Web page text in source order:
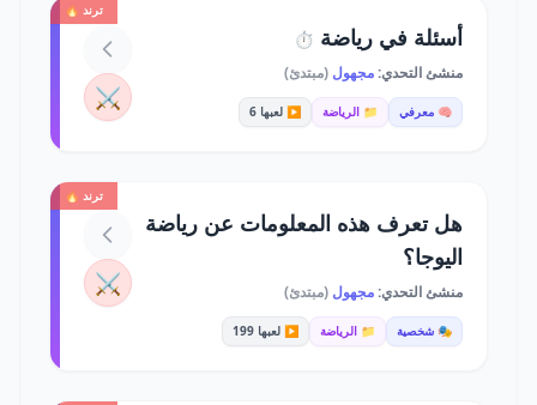
ترند 🔥
أسئلة في رياضة ⏱️
منشئ التحدي:مجهول (مبتدئ)
🧠 معرفي 📁 الرياضة ▶️ لعبها 6 ⚔️
ترند 🔥
هل تعرف هذه المعلومات عن رياضة
اليوجا؟
منشئ التحدي:مجهول (مبتدئ)
🎭 شخصية 📁 الرياضة ▶️ لعبها 199
⚔️